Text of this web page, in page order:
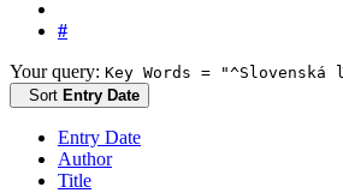
#
Your query: Key Words = "^Slovenská
Sort Entry Date
Entry Date
Author
Title